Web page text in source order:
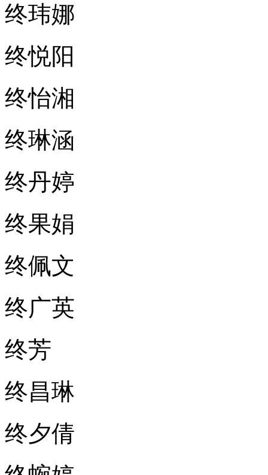
终玮娜
终悦阳
终怡湘
终琳涵
终丹婷
终果娟
终佩文
终广英
终芳
终昌琳
终夕倩